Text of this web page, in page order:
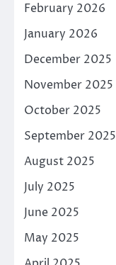
February 2026
January 2026
December 2025
November 2025
October 2025
September 2025
August 2025
July 2025
June 2025
May 2025